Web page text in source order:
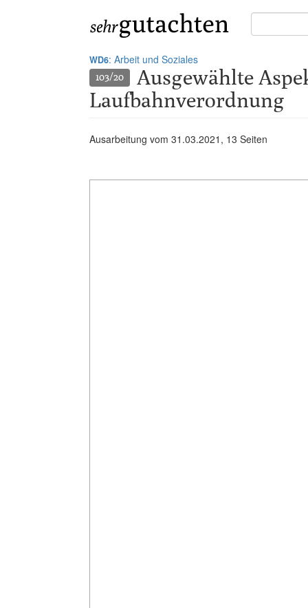
Suche
in
WD6: Arbeit und Soziales
103/20
Ausgewählte
Laufbahnverordnung
Ausarbeitung vom 31.03.2021 , 13 Seiten